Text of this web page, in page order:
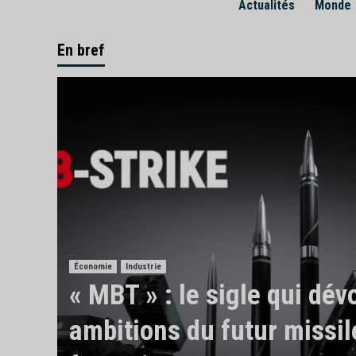
Actualités Monde
En bref
Économie Industrie
« MBT » : le sigle qui
ambitions du futur